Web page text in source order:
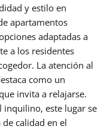
y estilo en
apartamentos
adaptadas a
a los residentes
La atención al
como un
invita a relajarse.
inquilino, este lugar se
calidad en el